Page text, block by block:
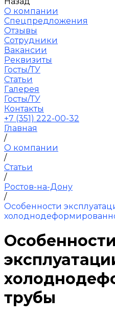
О компании
Спецпредложения
Отзывы
Сотрудники
Вакансии
Реквизиты
Госты/ТУ
Статьи
Галерея
Госты/ТУ
Контакты
+7 (351) 222-00-32
Главная
/
О компании
/
Статьи
/
Ростов-на-Дону
/
Особенности
Особенности
трубы